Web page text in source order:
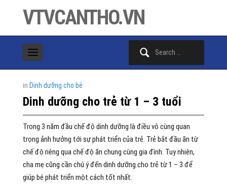
VTVCANTHO.VN
in Dinh dưỡng cho bé
Dinh dưỡng cho trẻ từ 1 – 3 tuổi
Trong 3 năm đầu chế độ dinh dưỡng là điều vô cùng quan
trọng ảnh hưởng tới sự phát triển của trẻ. Trẻ bắt đầu ăn từ
chế độ riêng qua chế độ ăn chung cùng gia đình. Tuy nhiên,
cha mẹ cũng cần chú ý đến dinh dưỡng cho trẻ từ 1 – 3 để
giúp bé phát triển một cách tốt nhất.